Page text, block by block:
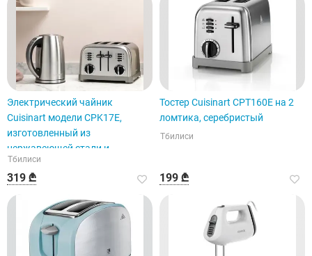
Электрический чайник
Cuisinart модели CPK17E,
изготовленный из
нержавеющей стали и
пластика.
Тбилиси
319 ₾
Тостер Cuisinart CPT160E на 2
ломтика, серебристый
Тбилиси
199 ₾